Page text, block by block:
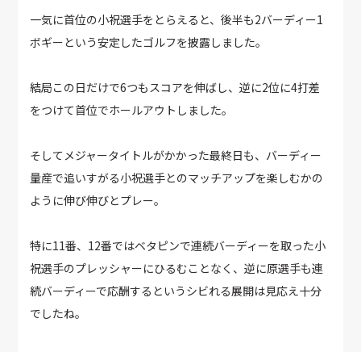
一気に首位の小祝選手をとらえると、後半も2バーディー1
ボギーという安定したゴルフを披露しました。
結局この日だけで6つもスコアを伸ばし、逆に2位に4打差
をつけて首位でホールアウトしました。
そしてメジャータイトルがかかった最終日も、バーディー
量産で追いすがる小祝選手とのマッチアップを楽しむかの
ように伸び伸びとプレー。
特に11番、12番ではベタピンで連続バーディーを取った小
祝選手のプレッシャーにひるむことなく、逆に原選手も連
続バーディーで応酬するというシビれる展開は見応え十分
でしたね。